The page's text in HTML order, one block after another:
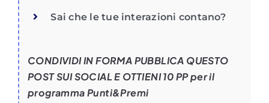
Sai che le tue interazioni contano?
CONDIVIDI IN FORMA PUBBLICA QUESTO
POST SUI SOCIAL E OTTIENI 10 PP per il
programma Punti&Premi